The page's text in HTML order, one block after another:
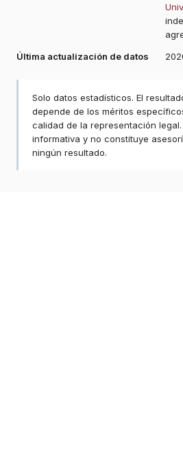
Última actualización de datos
Solo datos estadísticos. El
depende de los méritos
calidad de la representación
informativa y no constituye
ningún resultado.